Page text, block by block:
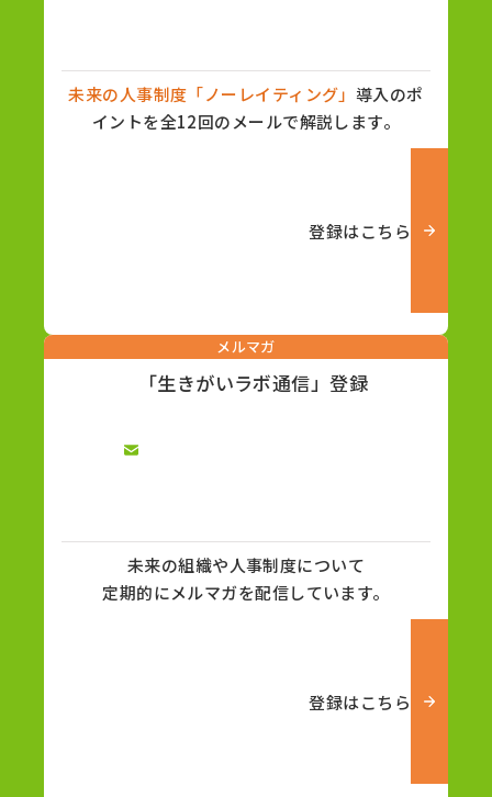
未来の人事制度「ノーレイティング」 導入のポ
イントを全12回のメールで解説します。
登録はこちら
メルマガ
「生きがいラボ通信」登録
未来の組織や人事制度について
定期的にメルマガを配信しています。
登録はこちら